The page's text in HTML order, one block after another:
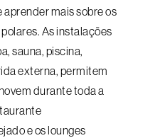
mais sobre os
As instalações
sauna, piscina,
externa, permitem
durante toda a
e os lounges